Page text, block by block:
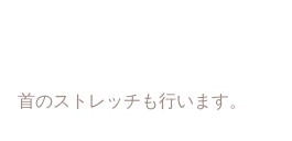
首のストレッチも行います。